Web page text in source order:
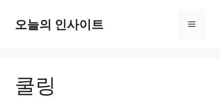
오늘의 인사이트 메
쿨링